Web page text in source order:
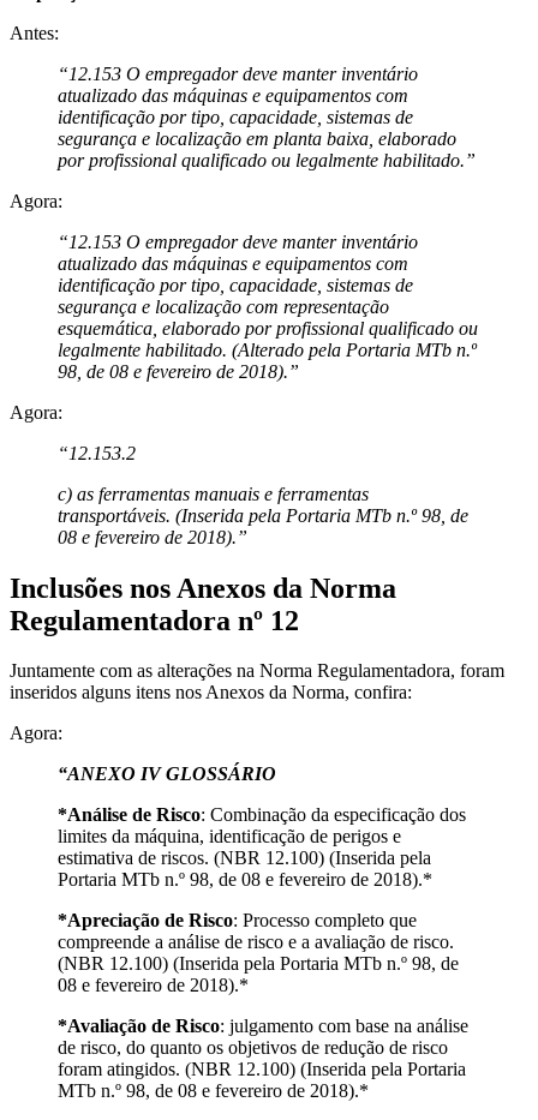
Antes:
“12.153 O empregador deve manter inventário
atualizado das máquinas e equipamentos com
identificação por tipo, capacidade, sistemas de
segurança e localização em planta baixa, elaborado
por profissional qualificado ou legalmente habilitado.”
Agora:
“12.153 O empregador deve manter inventário
atualizado das máquinas e equipamentos com
identificação por tipo, capacidade, sistemas de
segurança e localização com representação
esquemática, elaborado por profissional qualificado ou
legalmente habilitado. (Alterado pela Portaria MTb n.º
98, de 08 e fevereiro de 2018).”
Agora:
“12.153.2
c) as ferramentas manuais e ferramentas
transportáveis. (Inserida pela Portaria MTb n.º 98, de
08 e fevereiro de 2018).”
Inclusões nos Anexos da Norma
Regulamentadora nº 12
Juntamente com as alterações na Norma Regulamentadora, foram
inseridos alguns itens nos Anexos da Norma, confira:
Agora:
“ANEXO IV GLOSSÁRIO
*Análise de Risco: Combinação da especificação dos
limites da máquina, identificação de perigos e
estimativa de riscos. (NBR 12.100) (Inserida pela
Portaria MTb n.º 98, de 08 e fevereiro de 2018).*
*Apreciação de Risco: Processo completo que
compreende a análise de risco e a avaliação de risco.
(NBR 12.100) (Inserida pela Portaria MTb n.º 98, de
08 e fevereiro de 2018).*
*Avaliação de Risco: julgamento com base na análise
de risco, do quanto os objetivos de redução de risco
foram atingidos. (NBR 12.100) (Inserida pela Portaria
MTb n.º 98, de 08 e fevereiro de 2018).*